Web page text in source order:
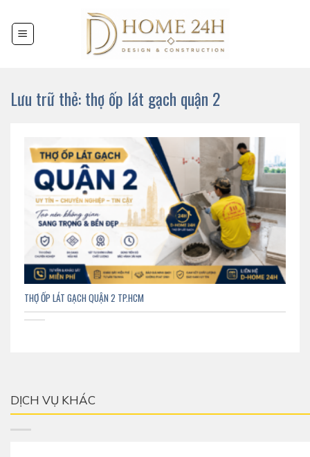
đến
nội
Lưu trữ thẻ:thợ ốp lát gạch quận 2
THỢ ỐP LÁT GẠCH QUẬN 2 TP.HCM
DỊCH VỤ KHÁC